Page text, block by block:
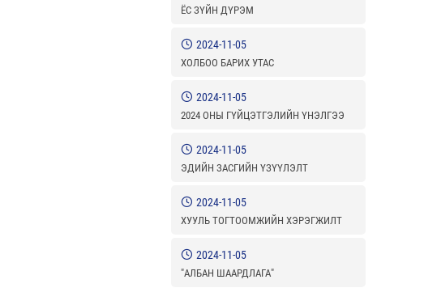
ЁС ЗҮЙН ДҮРЭМ
2024-11-05
ХОЛБОО БАРИХ УТАС
2024-11-05
2024 ОНЫ ГҮЙЦЭТГЭЛИЙН ҮНЭЛГЭЭ
2024-11-05
ЭДИЙН ЗАСГИЙН ҮЗҮҮЛЭЛТ
2024-11-05
ХУУЛЬ ТОГТООМЖИЙН ХЭРЭГЖИЛТ
2024-11-05
"АЛБАН ШААРДЛАГА"